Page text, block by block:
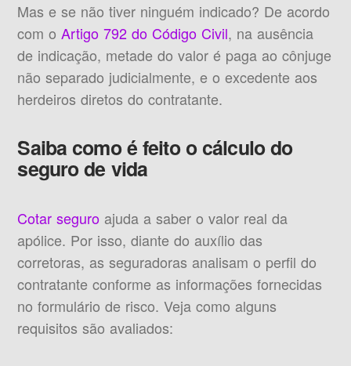
Mas e se não tiver ninguém indicado? De acordo
com oArtigo 792 do Código Civil, na ausência
de indicação, metade do valor é paga ao cônjuge
não separado judicialmente, e o excedente aos
herdeiros diretos do contratante.
Saiba como é feito o cálculo do
seguro de vida
Cotar seguro ajuda a saber o valor real da
apólice. Por isso, diante do auxílio das
corretoras, as seguradoras analisam o perfil do
contratante conforme as informações fornecidas
no formulário de risco. Veja como alguns
requisitos são avaliados: